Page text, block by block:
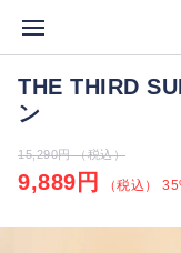
THE THIRD
ン
15,290円 （税込）
9,889円 （税込）